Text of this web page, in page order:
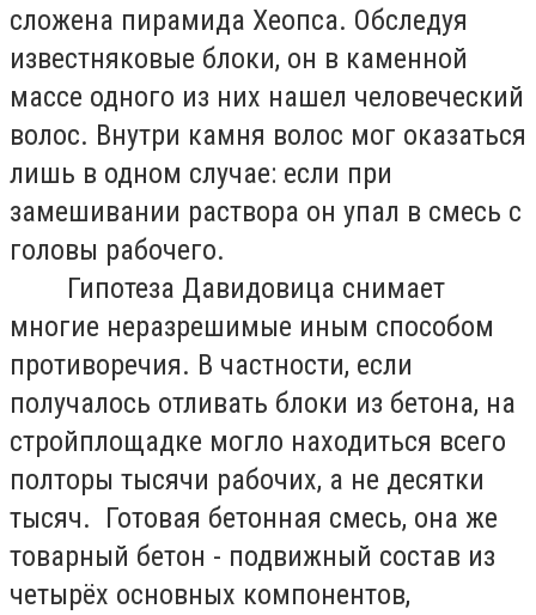
сложена пирамида Хеопса. Обследуя
известняковые блоки, он в каменной
массе одного из них нашел человеческий
волос. Внутри камня волос мог оказаться
лишь в одном случае: если при
замешивании раствора он упал в смесь с
головы рабочего.
Гипотеза Давидовица снимает
многие неразрешимые иным способом
противоречия. В частности, если
получалось отливать блоки из бетона, на
стройплощадке могло находиться всего
полторы тысячи рабочих, а не десятки
тысяч. Готовая бетонная смесь, она же
товарный бетон - подвижный состав из
четырёх основных компонентов,